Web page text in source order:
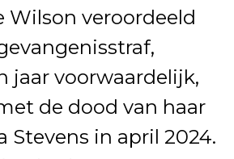
Wilson veroordeeld
jaar voorwaardelijk,
de dood van haar
Stevens in april 2024.